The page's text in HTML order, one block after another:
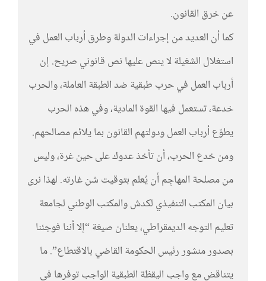
عن خرق القانون.
كما أن العديد من إجراءات الدولة وطرق أرباب العمل في
استغلال الشغيلة لا ينص عليها نص قانوني صريح. إن
أرباب العمل في حرب طبقية ضد الطبقة العاملة، والحرب
خدعة، تستعمل فيها القوة المادية، وفي هذه الحرب
يطوّع أرباب العمل ودولتهم القانون بما يلائم مصالحهم.
ومن خدع الحرب، أن تأخذ عدوك على حين غرة، وليس
من مصلحة المهاجِم أن يُعلم بتوقيت شن غارته. لهذا نرى
بيان المكتب التنفيذي لكدش والمكتب الوطني لجامعة
تعليم التوجه الديمقراطي، يعلنان صيغة “إلا أننا فوجئنا
بصدور منشور رئيس الحكومة القاضي بالاقتطاع”. ما
يتناقض مع واجب اليقظة الطبقية الواجب توفرها في